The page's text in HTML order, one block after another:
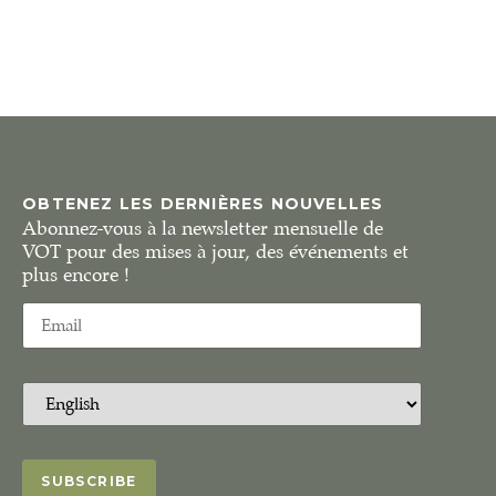
OBTENEZ LES DERNIÈRES NOUVELLES
Abonnez-vous à la newsletter mensuelle de
VOT pour des mises à jour, des événements et
plus encore !